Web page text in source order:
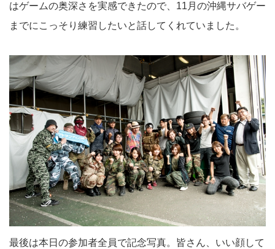
はゲームの奥深さを実感できたので、11月の沖縄サバゲー
までにこっそり練習したいと話してくれていました。
最後は本日の参加者全員で記念写真。皆さん、いい顔して